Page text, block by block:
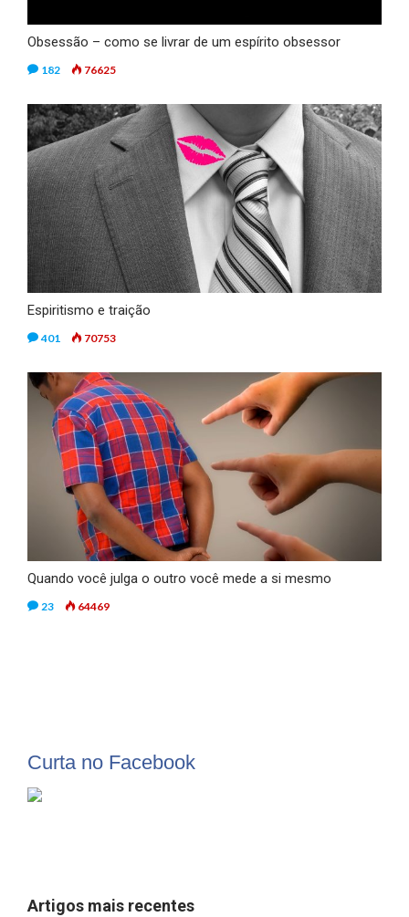
Obsessão – como se livrar de um espírito obsessor
182 76625
Espiritismo e traição
401 70753
Quando você julga o outro você mede a si mesmo
23 64469
Curta no Facebook
Artigos mais recentes